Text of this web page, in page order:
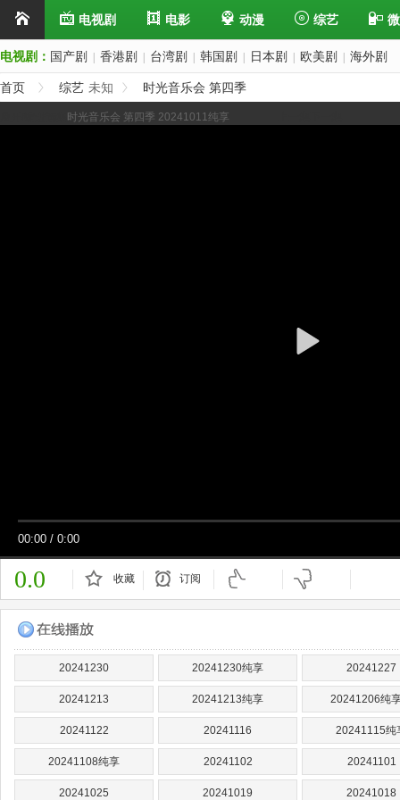
电视剧 电影 动漫 综艺
电视剧： 国产剧 香港剧 台湾剧 韩国剧 日本剧 欧美剧 海外剧
首页 综艺 未知 时光音乐会 第四季
时光音乐会 第四季 20241011纯享
00:00 / 0:00
0.0 收藏 订阅
20241230 20241230纯享 20241227
20241213 20241213纯享 20241206纯
20241122 20241116 20241115纯
20241108纯享 20241102 20241101
20241025 20241019 20241018